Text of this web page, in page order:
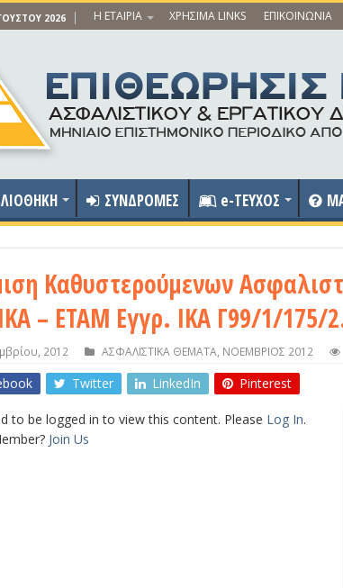
2026 Η ΕΤΑΙΡΙΑ ΧΡΗΣΙΜΑ LINKS ΕΠΙΚΟΙΝΩΝΙΑ
ΣΥΝΔΡΟΜΕΣ e-ΤΕΥΧΟΣ
Καθυστερούμενων
– ΕΤΑΜ Εγγρ. ΙΚΑ Γ99/1/175/
2012 ΑΣΦΑΛΙΣΤΙΚΑ ΘΕΜΑΤΑ ΝΟΕΜΒΡΙΟΣ 2012
Twitter LinkedIn Pinterest
to be logged in to view this content. Please Log In.
Join Us